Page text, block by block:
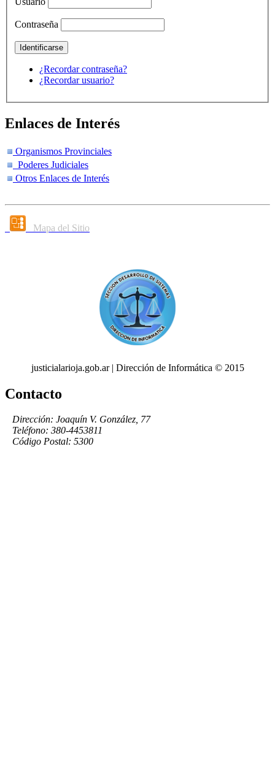
Contraseña
¿Recordar contraseña?
¿Recordar usuario?
Enlaces de Interés
Organismos Provinciales
Poderes Judiciales
Otros Enlaces de Interés
Mapa del Sitio
justicialarioja.gob.ar | Dirección de Informática © 2015
Contacto
Dirección: Joaquín V. González, 77
Teléfono: 380-4453811
Código Postal: 5300